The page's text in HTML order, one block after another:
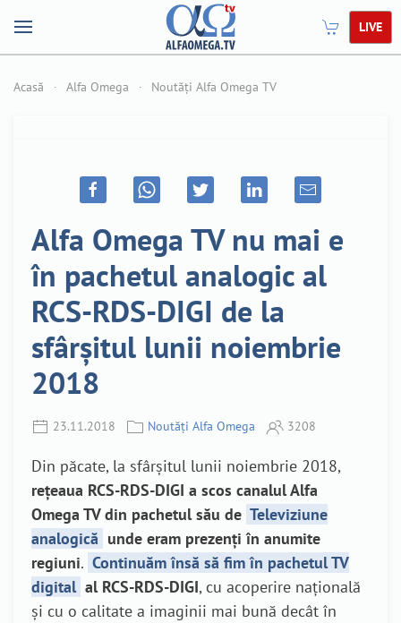
LIVE
Acasă Alfa Omega Noutăți Alfa Omega TV
Alfa Omega TV nu mai e
în pachetul analogic al
RCS-RDS-DIGI de la
sfârșitul lunii noiembrie
2018
23.11.2018 Noutăți Alfa Omega 3208
Din păcate, la sfârșitul lunii noiembrie 2018,
rețeaua RCS-RDS-DIGI a scos canalul Alfa
Omega TV din pachetul său de Televiziune
analogică unde eram prezenți în anumite
regiuni. Continuăm însă să fim în pachetul TV
digital al RCS-RDS-DIGI, cu acoperire națională
și cu o calitate a imaginii mai bună decât în